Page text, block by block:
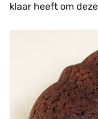
klaar heeft om